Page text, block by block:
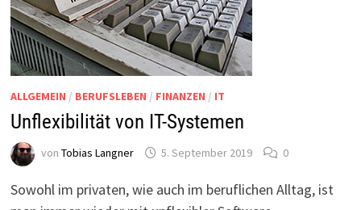
ALLGEMEIN / BERUFSLEBEN / FINANZEN / IT
Unflexibilität von IT-Systemen
von Tobias Langner 5. September 2019 0
Sowohl im privaten, wie auch im beruflichen Alltag, ist